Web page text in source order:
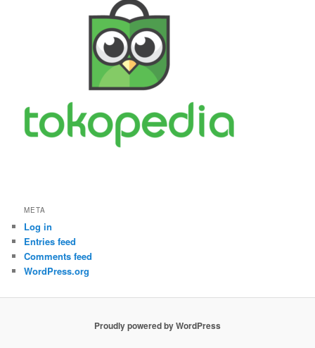
META
Log in
Entries feed
Comments feed
WordPress.org
Proudly powered by WordPress